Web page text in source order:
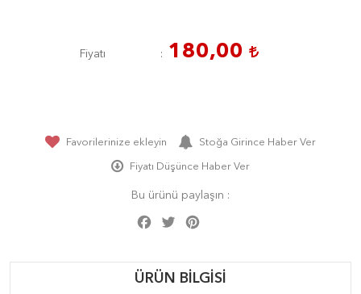
Fiyatı 180,00
Favorilerinize ekleyin Stoğa Girince Haber Ver
Fiyatı Düşünce Haber Ver
Bu ürünü paylaşın :
Facebook
Twitter
ÜRÜN BILGISI